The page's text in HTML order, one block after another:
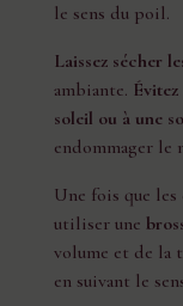
le sens du poil.
Laissez sécher
ambiante.
soleil ou à une
endommager le
Une fois que les
utiliser une
volume et de la
en suivant le